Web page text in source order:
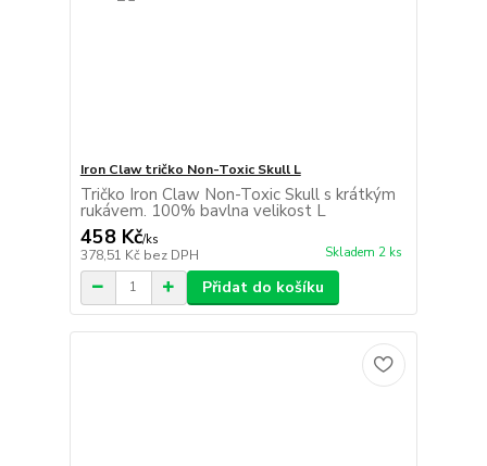
Iron Claw tričko Non-Toxic Skull L
Tričko Iron Claw Non-Toxic Skull s krátkým
rukávem. 100% bavlna velikost L
458 Kč/ks
378,51 Kč bez DPH Skladem 2 ks
Přidat do košíku